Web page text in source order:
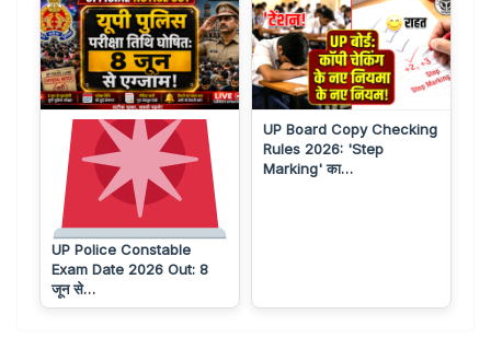
UP Police Constable
Exam Date 2026 Out: 8
जून से…
UP Board Copy Checking
Rules 2026: 'Step
Marking' का…